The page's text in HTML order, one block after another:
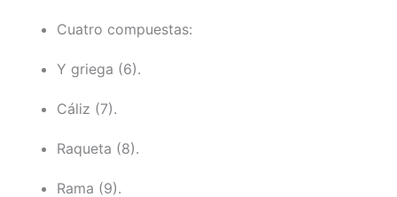
Cuatro compuestas:
Y griega (6).
Cáliz (7).
Raqueta (8).
Rama (9).